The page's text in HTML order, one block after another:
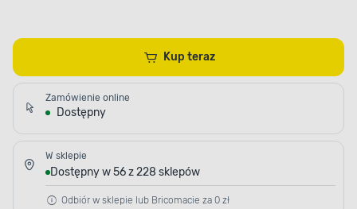
Kup teraz
Zamówienie online
Dostępny
W sklepie
Dostępny w 56 z 228 sklepów
Odbiór w sklepie lub Bricomacie za 0 zł